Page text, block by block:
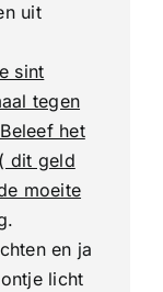
uit
sint
tegen
het
dit geld
moeite
en ja
licht